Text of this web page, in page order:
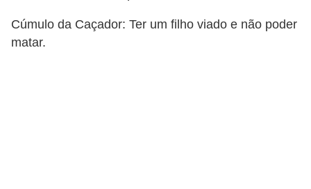
Cúmulo da Caçador: Ter um filho viado e não poder
matar.